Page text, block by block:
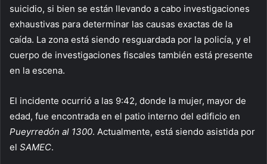
suicidio, si bien se están llevando a cabo investigaciones
exhaustivas para determinar las causas exactas de la
caída. La zona está siendo resguardada por la policía, y el
cuerpo de investigaciones fiscales también está presente
en la escena.
El incidente ocurrió a las 9:42, donde la mujer, mayor de
edad, fue encontrada en el patio interno del edificio en
Pueyrredón al 1300. Actualmente, está siendo asistida por
el SAMEC.